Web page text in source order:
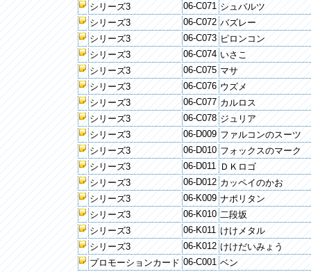
シリーズ3
06-C071 シュバルツ
シリーズ3
06-C072 バズレー
シリーズ3
06-C073 ピロンコン
シリーズ3
06-C074 いさこ
シリーズ3
06-C075 マサ
シリーズ3
06-C076 ウズメ
シリーズ3
06-C077 カルロス
シリーズ3
06-C078 ジュリア
シリーズ3
06-D009 ファルコンのスーツ
シリーズ3
06-D010 フォックスのマーク
シリーズ3
06-D011 ＤＫロゴ
シリーズ3
06-D012 カッペイのかお
シリーズ3
06-K009 ナポリタン
シリーズ3
06-K010 二段坂
シリーズ3
06-K011 けけメタル
シリーズ3
06-K012 けけだいみょう
プロモーションカード 06-C001 ベン